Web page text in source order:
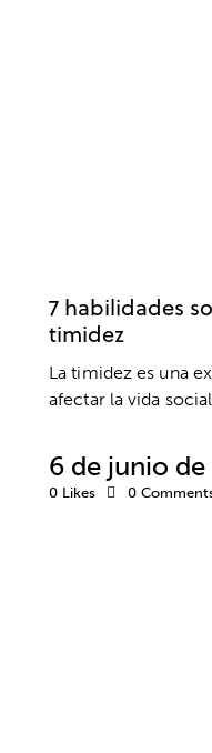
7 habilidades
timidez
La timidez es una
afectar la vida
6 de junio
0 Likes 0